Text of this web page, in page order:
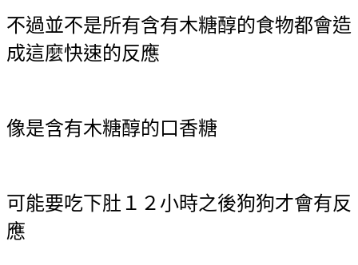
不過並不是所有含有木糖醇的食物都會造
成這麼快速的反應
像是含有木糖醇的口香糖
可能要吃下肚１２小時之後狗狗才會有反
應